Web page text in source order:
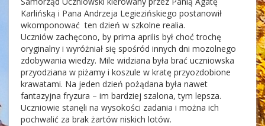
Karlińską i Pana Andrzeja Legiezińskiego postanowił
wkomponować ten dzień w szkolne realia.
Uczniów zachęcono, by prima aprilis był choć trochę
oryginalny i wyróżniał się spośród innych dni mozolnego
zdobywania wiedzy. Mile widziana była brać uczniowska
przyodziana w piżamy i koszule w kratę przyozdobione
krawatami. Na jeden dzień pożądana była nawet
fantazyjna fryzura – im bardziej szalona, tym lepsza.
Uczniowie stanęli na wysokości zadania i można ich
pochwalić za brak żartów niskich lotów.